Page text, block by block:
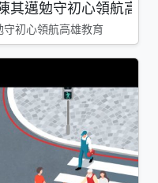
邁勉守初心領航高雄
初心領航高雄教育